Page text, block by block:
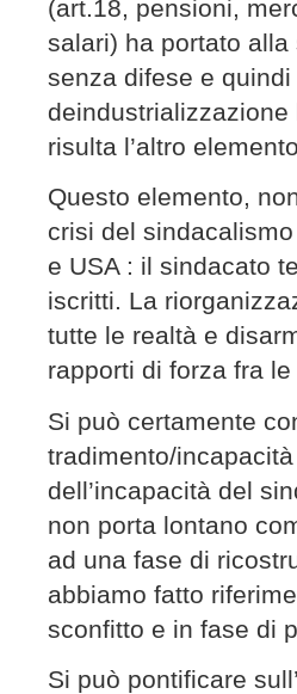
(art.18, pensioni,
salari) ha portato
senza difese e
risulta l’altro
Questo elemento,
crisi del
e USA : il sindacato
iscritti. La
tutte le realtà e
rapporti di forza fra
Si può certamente
tradimento/
dell’incapacità del
non porta lontano
ad una fase di
abbiamo fatto
sconfitto e in fase di
Si può pontificare